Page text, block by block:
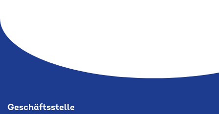
Geschäftsstelle